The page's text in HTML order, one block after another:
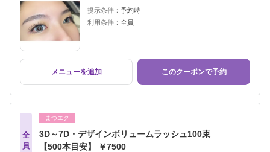
提示条件： 予約時
利用条件： 全員
メニューを追加 このクーポンで予約
全
員
まつエク
3D～7D・デザインボリュームラッシュ100束
【500本目安】 ￥7500